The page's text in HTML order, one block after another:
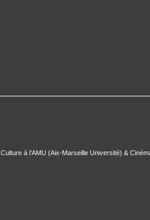
Culture à l’AMU (Aix-Marseille Université) &